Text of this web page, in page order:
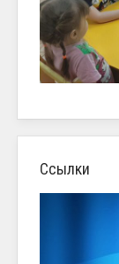
Ссылки